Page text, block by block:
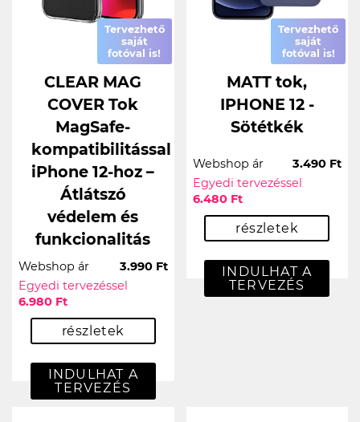
Tervezhető
saját
fotóval is!
CLEAR MAG
COVER Tok
MagSafe-
kompatibilitással
iPhone 12-hoz –
Átlátszó
védelem és
funkcionalitás
Webshop ár
3.990 Ft
Egyedi tervezéssel
6.980 Ft
részletek
INDULHAT A
TERVEZÉS
Tervezhető
saját
fotóval is!
MATT tok,
IPHONE 12 -
Sötétkék
Webshop ár
3.490 Ft
Egyedi tervezéssel
6.480 Ft
részletek
INDULHAT A
TERVEZÉS